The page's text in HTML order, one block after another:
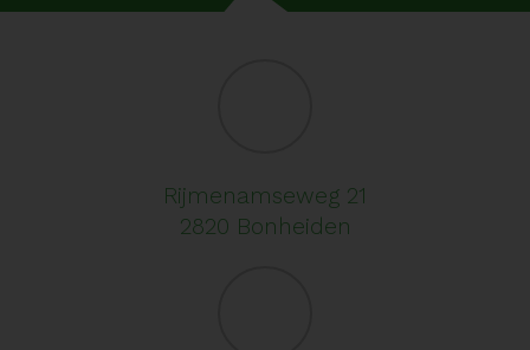
Rijmenamseweg 21
2820 Bonheiden